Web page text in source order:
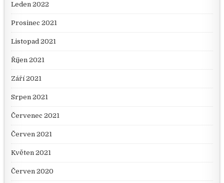
Leden 2022
Prosinec 2021
Listopad 2021
Říjen 2021
Září 2021
Srpen 2021
Červenec 2021
Červen 2021
Květen 2021
Červen 2020